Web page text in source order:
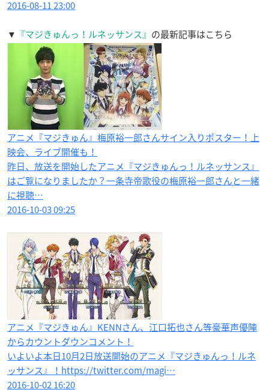
2016-08-11 23:00
▼ 『マジきゅんっ！ルネッサンス』 の最新記事はこちら
アニメ『マジきゅん』梅原裕一郎さんサイン入りポスター！上
映会、ライブ開催も！
昨日、放送を開始したアニメ『マジきゅんっ！ルネッサンス』
はご覧になりましたか？一条寺帝歌役の梅原裕一郎さんと一緒
に視聴…
2016-10-03 09:25
アニメ『マジきゅん』KENNさん、江口拓也さん等豪華声優陣
からカウントダウンコメント！
いよいよ本日10月2日放送開始のアニメ『マジきゅんっ！ルネ
ッサンス』！https://twitter.com/magi…
2016-10-02 16:20